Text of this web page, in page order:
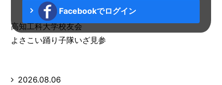
Facebookでログイン
お知らせ
高知工科大学校友会
よさこい踊り子隊いざ見参
2026.08.06